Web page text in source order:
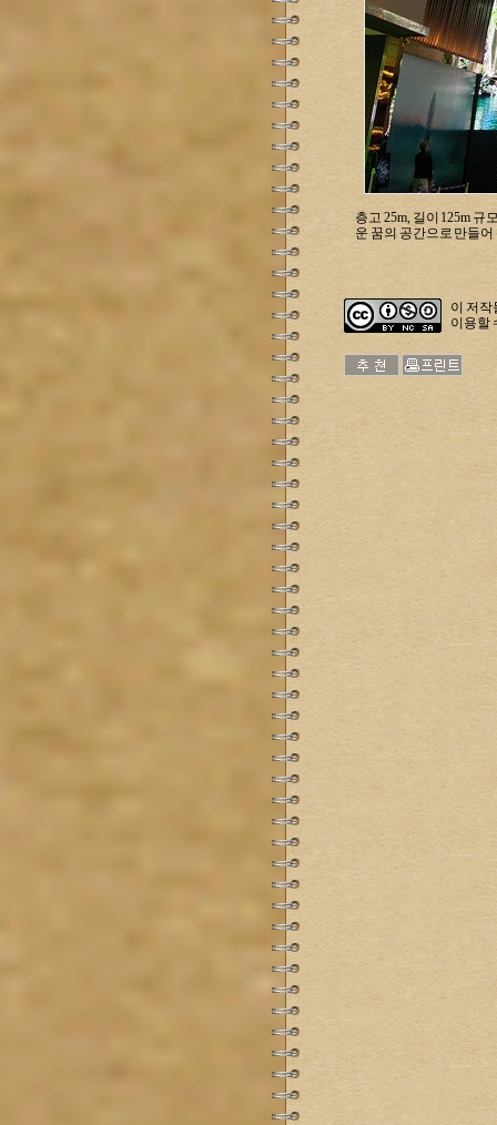
층고 25m, 길이 125m
운 꿈의 공간으로 만들어
이 저
이용할